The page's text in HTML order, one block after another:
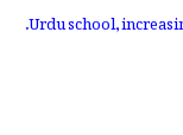
Urdu